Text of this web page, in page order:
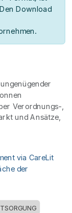
Download
Verordnungs-,
und Ansätze,
via CareLit
der